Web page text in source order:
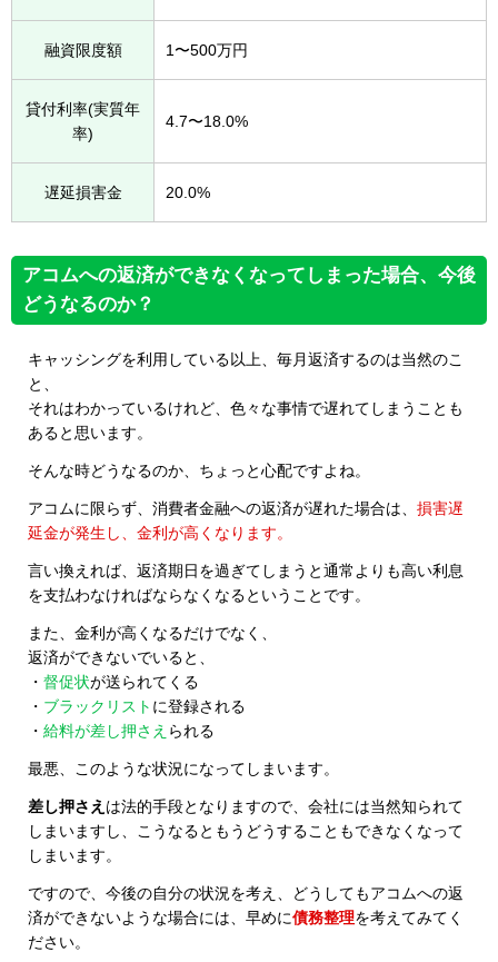
融資限度額 1〜500万円
貸付利率(実質年
率)
4.7〜18.0%
遅延損害金 20.0%
アコムへの返済ができなくなってしまった場合、今後
どうなるのか？
キャッシングを利用している以上、毎月返済するのは当然のこ
と、
それはわかっているけれど、色々な事情で遅れてしまうことも
あると思います。
そんな時どうなるのか、ちょっと心配ですよね。
アコムに限らず、消費者金融への返済が遅れた場合は、 損害遅
延金が発生し、金利が高くなります。
言い換えれば、返済期日を過ぎてしまうと通常よりも高い利息
を支払わなければならなくなるということです。
また、金利が高くなるだけでなく、
返済ができないでいると、
・ 督促状が送られてくる
・ ブラックリスト に登録される
・ 給料が差し押さえ られる
最悪、このような状況になってしまいます。
差し押さえ は法的手段となりますので、会社には当然知られて
しまいますし、こうなるともうどうすることもできなくなって
しまいます。
ですので、今後の自分の状況を考え、どうしてもアコムへの返
済ができないような場合には、早めに債務整理を考えてみてく
ださい。